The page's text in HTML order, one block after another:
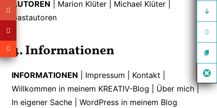
AUTOREN | Marion Klüter | Michael Klüter |
Gastautoren
4. Informationen
INFORMATIONEN | Impressum | Kontakt |
Willkommen in meinem KREATIV-Blog | Über mich |
In eigener Sache | WordPress in meinem Blog